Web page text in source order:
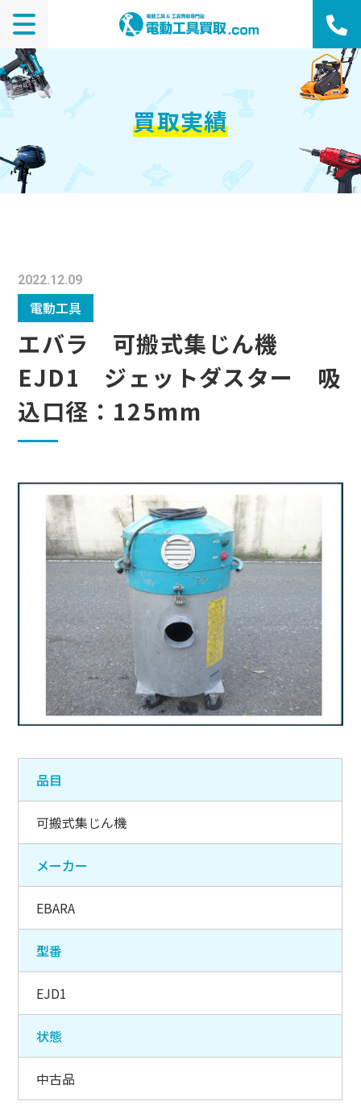
買取実績
2022.12.09
電動工具
エバラ 可搬式集じん機
EJD1 ジェットダスター 吸
込口径：125mm
品目
可搬式集じん機
メーカー
EBARA
型番
EJD1
状態
中古品